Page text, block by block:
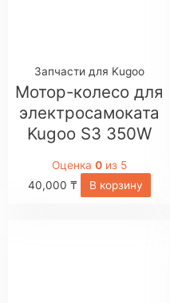
Запчасти для Kugoo
Мотор-колесо для
электросамоката
Kugoo S3 350W
Оценка 0 из 5
40,000₸ В корзину